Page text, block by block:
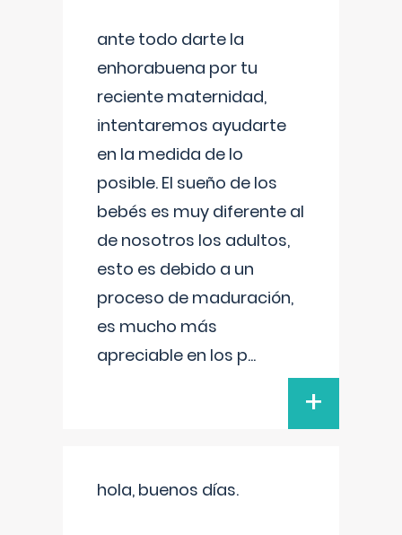
ante todo darte la
enhorabuena por tu
reciente maternidad,
intentaremos ayudarte
en la medida de lo
posible. El sueño de los
bebés es muy diferente al
de nosotros los adultos,
esto es debido a un
proceso de maduración,
es mucho más
apreciable en los p...
+
hola, buenos días.